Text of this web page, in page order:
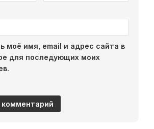
моё имя, email и адрес сайта в
для последующих моих